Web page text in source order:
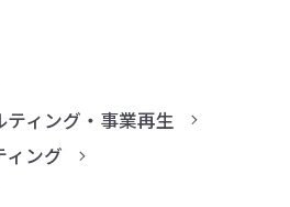
ィング・事業再生
ィング